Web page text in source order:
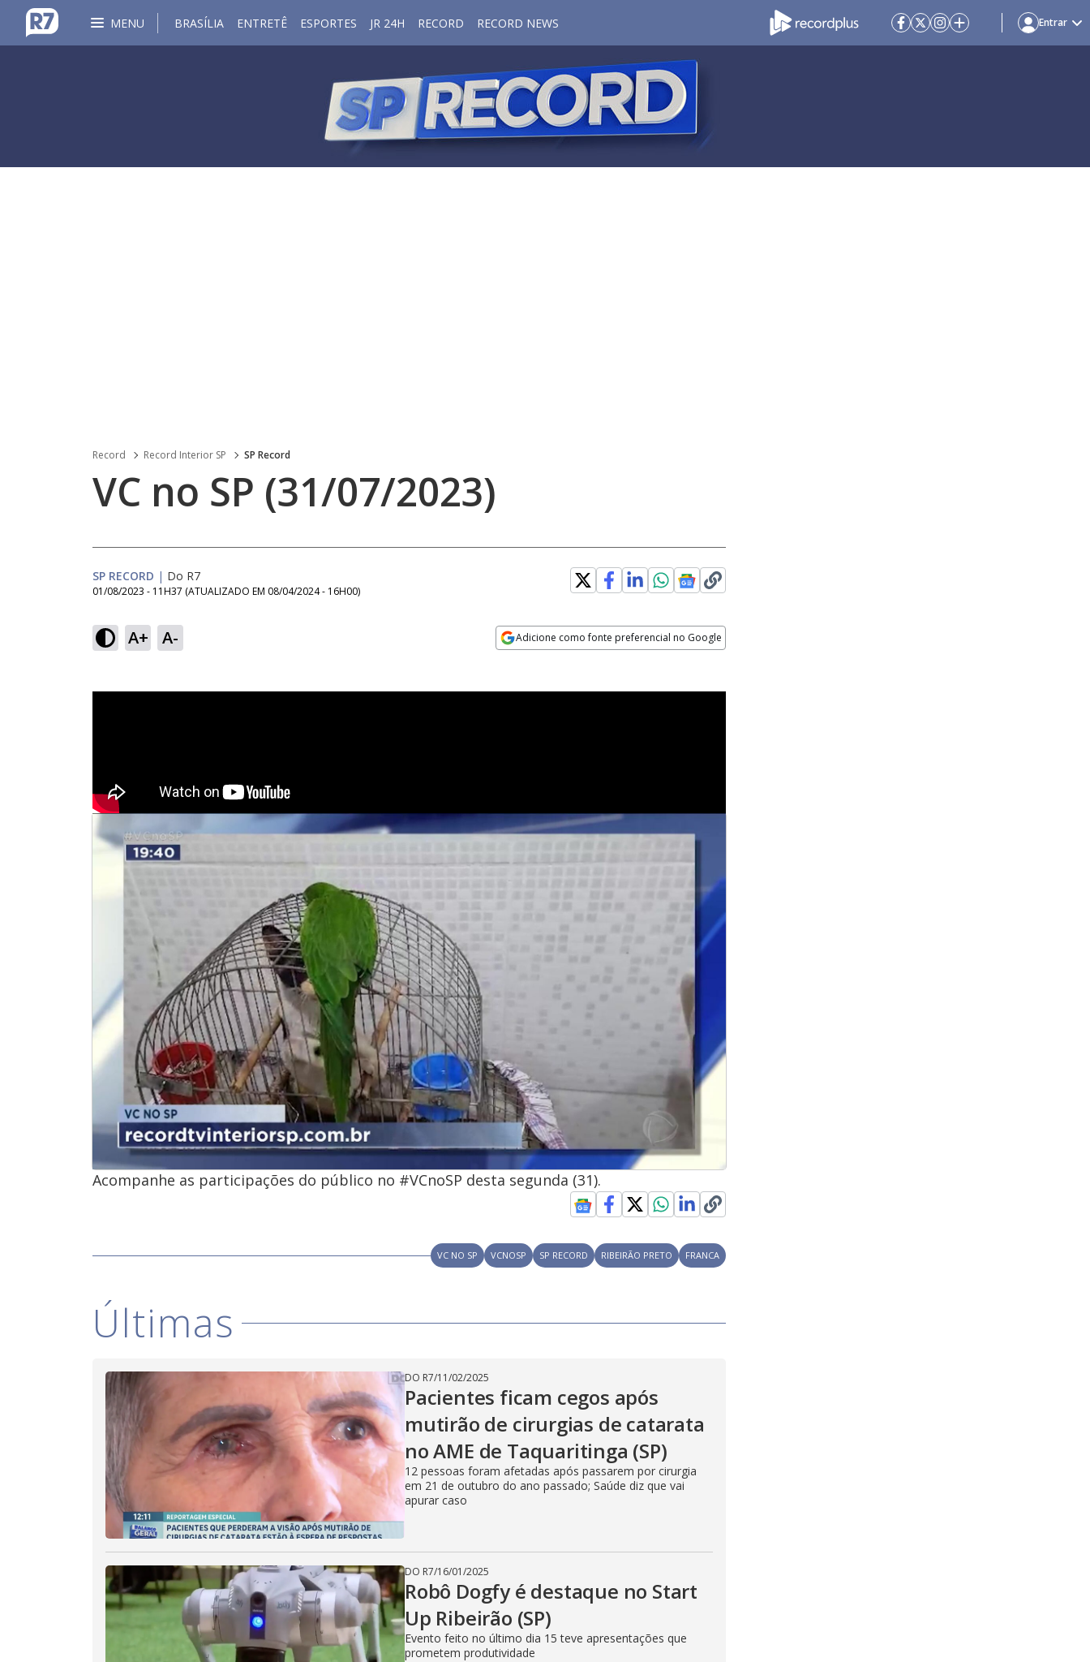
MENU BRASÍLIA ENTRETÊ ESPORTES JR 24H RECORD RECORD NEWS Entrar
Record Record Interior SP SP Record
VC no SP (31/07/2023)
SP RECORD | Do R7
01/08/2023 - 11H37 (ATUALIZADO EM 08/04/2024 - 16H00)
A+ A- Adicione como fonte preferencial no Google
Acompanhe as participações do público no #VCnoSP desta segunda (31).
VC NO SP VCNOSP SP RECORD RIBEIRÃO PRETO FRANCA
Últimas
DO R7/11/02/2025
Pacientes ficam cegos após
mutirão de cirurgias de catarata
no AME de Taquaritinga (SP)
12 pessoas foram afetadas após passarem por cirurgia
em 21 de outubro do ano passado; Saúde diz que vai
apurar caso
DO R7/16/01/2025
Robô Dogfy é destaque no Start
Up Ribeirão (SP)
Evento feito no último dia 15 teve apresentações que
prometem produtividade